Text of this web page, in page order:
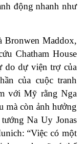
động nhanh như
Bronwen Maddox,
Chatham House
do dự viện trợ của
của cuộc tranh
với Mỹ rằng Nga
mà còn ảnh hưởng
Na Uy Jonas
“Việc có một